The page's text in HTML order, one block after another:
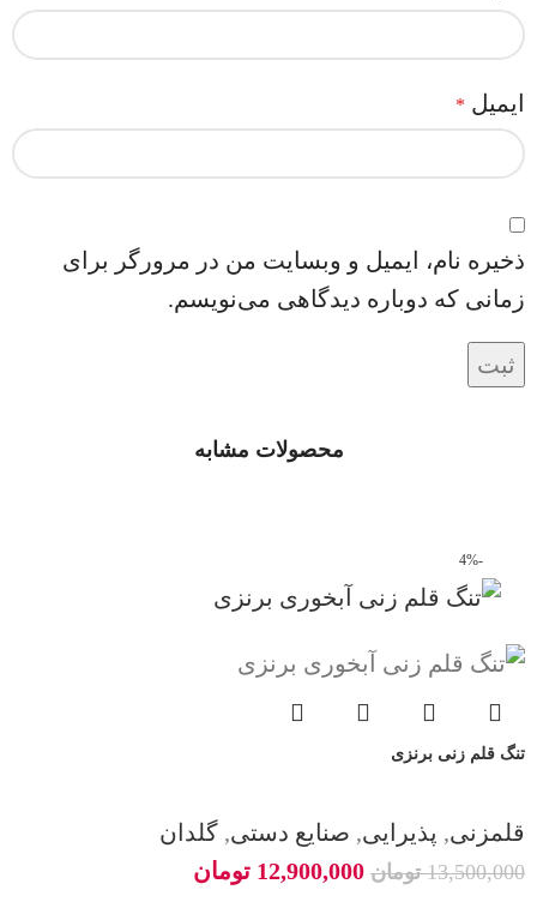
ایمیل *
ذخیره نام، ایمیل و وبسایت من در مرورگر برای
زمانی که دوباره دیدگاهی می‌نویسم.
محصولات مشابه
-4%
تنگ قلم زنی برنزی
قلمزنی, پذیرایی, صنایع دستی, گلدان
13,500,000 تومان 12,900,000 تومان